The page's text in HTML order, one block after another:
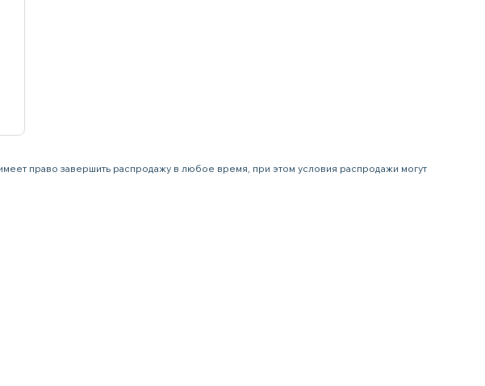
право завершить распродажу в любое время, при этом условия распродажи могут